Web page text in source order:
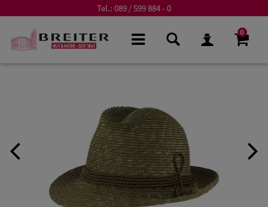
Tel.: 089 / 599 884 - 0
0